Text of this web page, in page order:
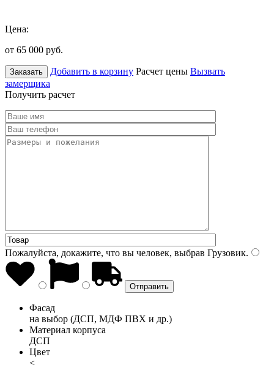
Цена:
от 65 000 руб.
Заказать Добавить в корзину Расчет цены Вызвать
замерщика
Получить расчет
Пожалуйста, докажите, что вы человек, выбрав Грузовик.
Фасад
на выбор (ДСП, МДФ ПВХ и др.)
Материал корпуса
ДСП
Цвет
<